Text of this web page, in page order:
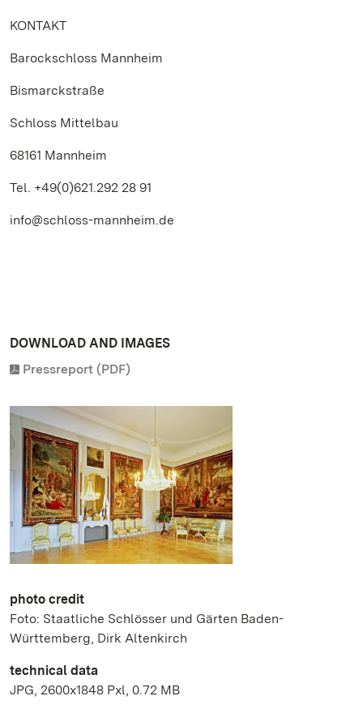
KONTAKT
Barockschloss Mannheim
Bismarckstraße
Schloss Mittelbau
68161 Mannheim
Tel. +49(0)621.292 28 91
info@schloss-mannheim.de
DOWNLOAD AND IMAGES
Pressreport (PDF)
photo credit
Foto: Staatliche Schlösser und Gärten Baden-
Württemberg, Dirk Altenkirch
technical data
JPG, 2600x1848 Pxl, 0.72 MB